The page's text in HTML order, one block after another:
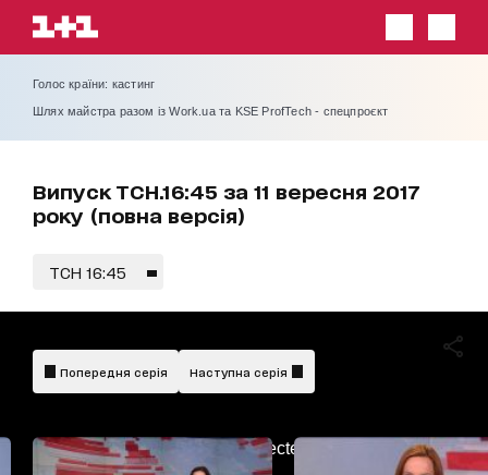
Голос країни: кастинг
Шлях майстра разом із Work.ua та KSE ProfTech - спецпроєкт
Випуск ТСН.16:45 за 11 вересня 2017
року (повна версія)
ТСН 16:45
AdBlockDetected!
Попередня серія Наступна серія